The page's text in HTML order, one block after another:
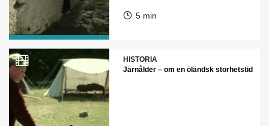
5 min
HISTORIA
Järnålder – om en öländsk storhetstid